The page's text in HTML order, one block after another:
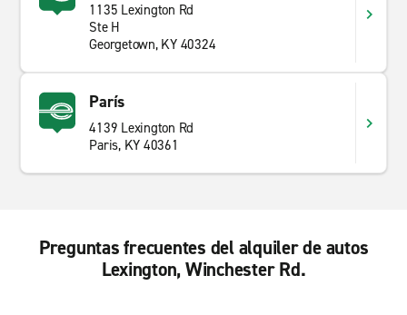
1135 Lexington Rd
Ste H
Georgetown, KY 40324
París
4139 Lexington Rd
Paris, KY 40361
Preguntas frecuentes del alquiler de autos
Lexington, Winchester Rd.